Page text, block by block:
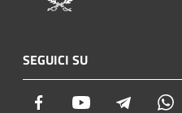
SEGUICI SU
Facebook Youtube Telegram